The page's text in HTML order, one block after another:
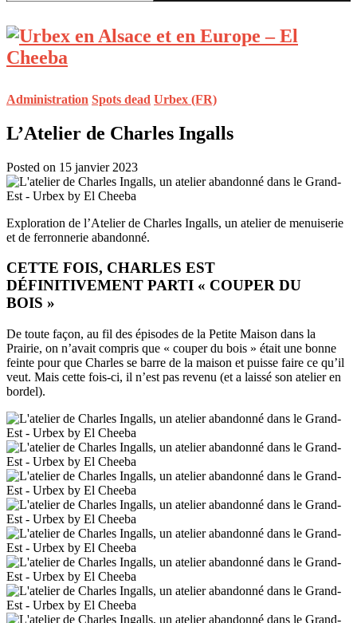
Administration Spots dead Urbex (FR)
L’Atelier de Charles Ingalls
Posted on 15 janvier 2023
Exploration de l’Atelier de Charles Ingalls, un atelier de menuiserie
et de ferronnerie abandonné.
CETTE FOIS, CHARLES EST
DÉFINITIVEMENT PARTI « COUPER DU
BOIS »
De toute façon, au fil des épisodes de la Petite Maison dans la
Prairie, on n’avait compris que « couper du bois » était une bonne
feinte pour que Charles se barre de la maison et puisse faire ce qu’il
veut. Mais cette fois-ci, il n’est pas revenu (et a laissé son atelier en
bordel).